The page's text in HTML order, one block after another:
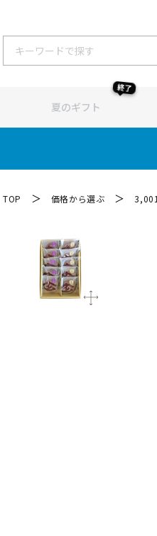
夏のギフト
終了
TOP ＞ 価格から選ぶ ＞